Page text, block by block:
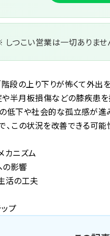
しつこい営業は一切ありませ
階段の上り下りが怖くて外
半月板損傷などの膝疾患
低下や社会的な孤立感が進
、この状況を改善できる可能
カニズム
の影響
活の工夫
プ